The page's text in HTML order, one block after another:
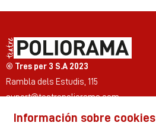
© Tres per 3 S.A 2023
Rambla dels Estudis, 115
suport@teatrepoliorama.com
Información sobre cookies